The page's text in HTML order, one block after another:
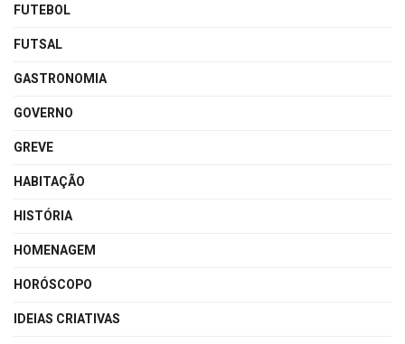
FUTEBOL
FUTSAL
GASTRONOMIA
GOVERNO
GREVE
HABITAÇÃO
HISTÓRIA
HOMENAGEM
HORÓSCOPO
IDEIAS CRIATIVAS